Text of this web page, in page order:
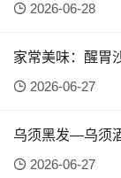
2026-06-28
家常美味：醒胃
2026-06-27
乌须黑发―乌须
2026-06-27